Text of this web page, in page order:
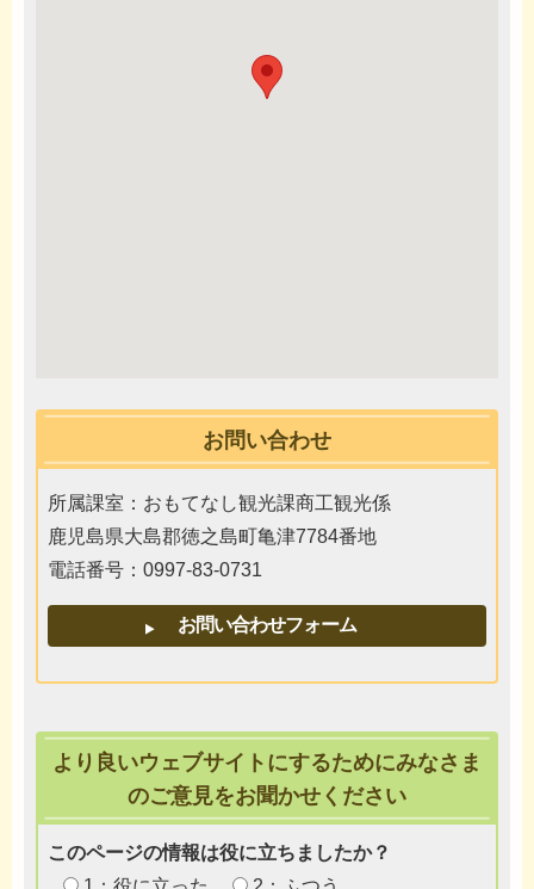
お問い合わせ
所属課室：おもてなし観光課商工観光係
鹿児島県大島郡徳之島町亀津7784番地
電話番号：0997-83-0731
より良いウェブサイトにするためにみなさま
のご意見をお聞かせください
このページの情報は役に立ちましたか？